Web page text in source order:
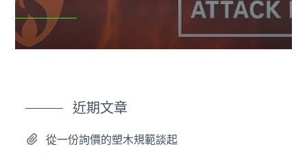
近期文章
從一份詢價的塑木規範談起